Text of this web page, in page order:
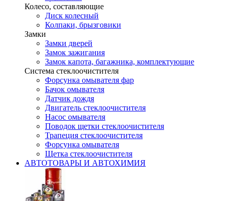
Колесо, составляющие
Диск колесный
Колпаки, брызговики
Замки
Замки дверей
Замок зажигания
Замок капота, багажника, комплектующие
Система стеклоочистителя
Форсунка омывателя фар
Бачок омывателя
Датчик дождя
Двигатель стеклоочистителя
Насос омывателя
Поводок щетки стеклоочистителя
Трапеция стеклоочистителя
Форсунка омывателя
Щетка стеклоочистителя
АВТОТОВАРЫ И АВТОХИМИЯ